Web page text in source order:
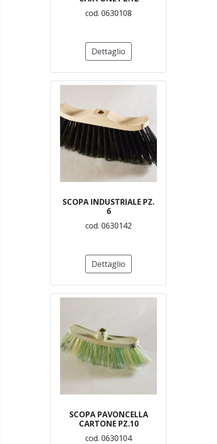
cod. 0630108
Dettaglio
SCOPA INDUSTRIALE PZ.
6
cod. 0630142
Dettaglio
SCOPA PAVONCELLA
CARTONE PZ.10
cod. 0630104